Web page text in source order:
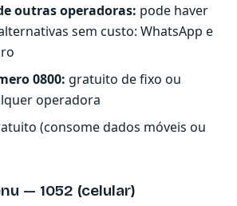
outras operadoras: pode haver
sem custo: WhatsApp e
0800: gratuito de fixo ou
operadora
(consome dados móveis ou
— 1052 (celular)